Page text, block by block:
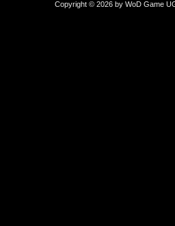
Copyright © 2026 by WoD Game